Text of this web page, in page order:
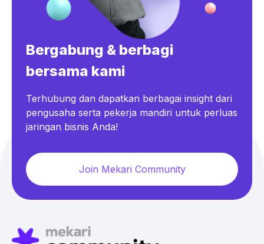
Bergabung & berbagi
bersama kami
Terhubung dan dapatkan berbagai insight dari
pengusaha serta pekerja mandiri untuk perluas
jaringan bisnis Anda!
Join Mekari Community